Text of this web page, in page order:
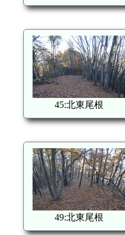
45:北東尾根
49:北東尾根